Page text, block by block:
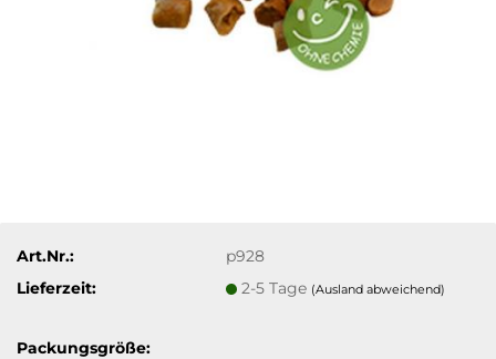
Art.Nr.:
p928
Lieferzeit:
2-5 Tage (Ausland abweichend)
Packungsgröße: